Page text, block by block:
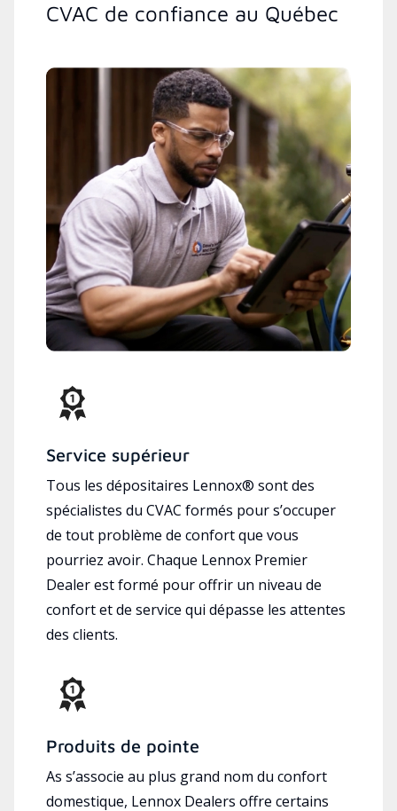
CVAC de confiance au Québec
Service supérieur
Tous les dépositaires Lennox® sont des
spécialistes du CVAC formés pour s’occuper
de tout problème de confort que vous
pourriez avoir. Chaque Lennox Premier
Dealer est formé pour offrir un niveau de
confort et de service qui dépasse les attentes
des clients.
Produits de pointe
As s’associe au plus grand nom du confort
domestique, Lennox Dealers offre certains